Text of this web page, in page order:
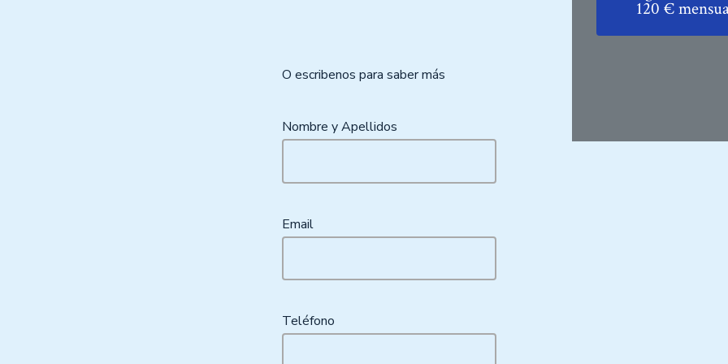
O escribenos para saber más
Nombre y Apellidos
Email
Teléfono
120 €